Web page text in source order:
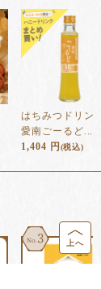
はちみつドリン
愛南ごーるど...
1,404 円 (税込)
上へ